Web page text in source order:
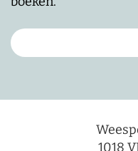
1018